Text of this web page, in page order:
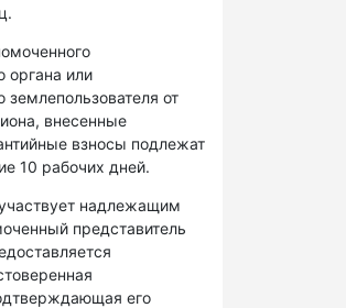
органа или
землепользователя от
внесенные
взносы подлежат
10 рабочих дней.
надлежащим
представитель
его